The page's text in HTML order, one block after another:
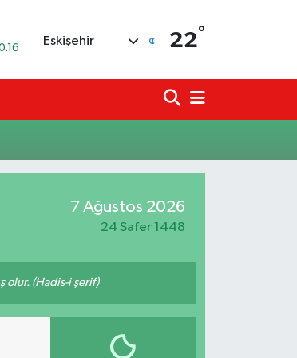
Eskişehir 22°
7 Ağustos 2026
24 Safer 1448
olur. (Hadis-i şerif)